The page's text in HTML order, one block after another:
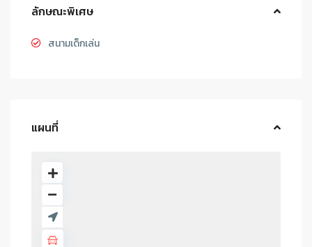
ลักษณะพิเศษ
สนามเด็กเล่น
แผนที่